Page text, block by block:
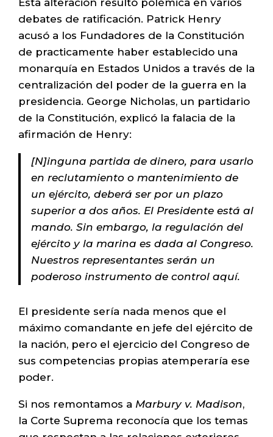
Esta alteración resultó polémica en varios
debates de ratificación. Patrick Henry
acusó a los Fundadores de la Constitución
de practicamente haber establecido una
monarquía en Estados Unidos a través de la
centralización del poder de la guerra en la
presidencia. George Nicholas, un partidario
de la Constitución, explicó la falacia de la
afirmación de Henry:
[N]inguna partida de dinero, para usarlo
en reclutamiento o mantenimiento de
un ejército, deberá ser por un plazo
superior a dos años. El Presidente está al
mando. Sin embargo, la regulación del
ejército y la marina es dada al Congreso.
Nuestros representantes serán un
poderoso instrumento de control aquí.
El presidente sería nada menos que el
máximo comandante en jefe del ejército de
la nación, pero el ejercicio del Congreso de
sus competencias propias atemperaría ese
poder.
Si nos remontamos a Marbury v. Madison,
la Corte Suprema reconocía que los temas